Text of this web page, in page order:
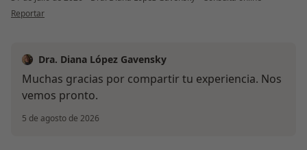
en opinión del usuario E.P.
Reportar
Dra. Diana López Gavensky
Muchas gracias por compartir tu experiencia. Nos
vemos pronto.
5 de agosto de 2026